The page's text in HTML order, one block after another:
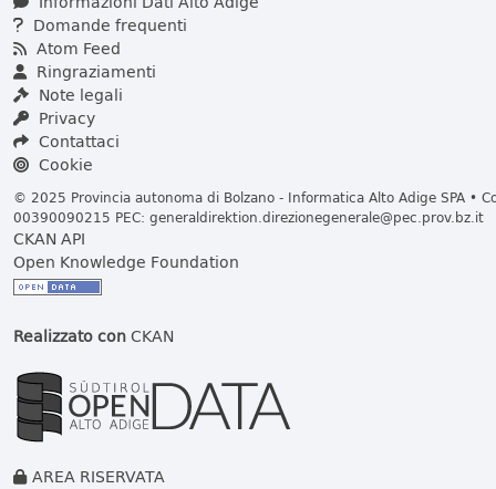
Domande frequenti
Atom Feed
Ringraziamenti
Note legali
Privacy
Contattaci
Cookie
© 2025 Provincia autonoma di Bolzano - Informatica Alto Adige SPA •
00390090215 PEC: generaldirektion.direzionegenerale@pec.prov.bz.it
CKAN API
Open Knowledge Foundation
Realizzato conCKAN
AREA RISERVATA